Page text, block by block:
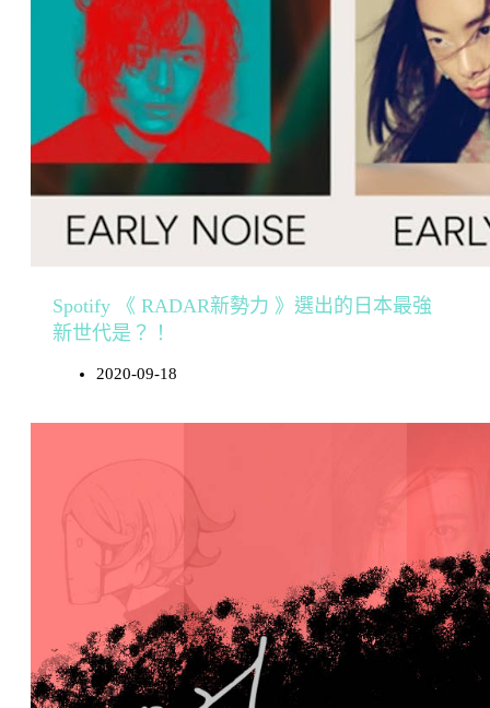
Spotify 《 RADAR新勢力 》選出的日本最強
新世代是？！
2020-09-18